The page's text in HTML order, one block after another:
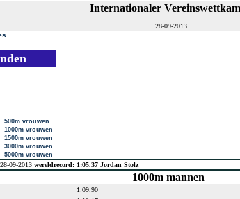
Internationaler
28-09-2013
500m vrouwen
1000m vrouwen
1500m vrouwen
3000m vrouwen
5000m vrouwen
09-2013 wereldrecord: 1:05.37 Jordan Stolz
1000m mannen
1:09.90